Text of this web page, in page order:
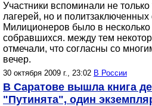
Участники вспоминали не только
лагерей, но и
Милиционеров было в
собравшихся. между тем
отмечали, что согласны со
вечер.
30 октября 2009 г., 23:02 В России
В Саратове вышла книга
"Путинята", один